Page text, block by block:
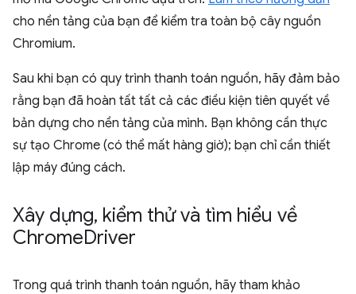
cho nền tảng của bạn để kiểm tra toàn bộ cây nguồn
Chromium.
Sau khi bạn có quy trình thanh toán nguồn, hãy đảm bảo
rằng bạn đã hoàn tất tất cả các điều kiện tiên quyết về
bản dựng cho nền tảng của mình. Bạn không cần thực
sự tạo Chrome (có thể mất hàng giờ); bạn chỉ cần thiết
lập máy đúng cách.
Xây dựng, kiểm thử và tìm hiểu về
ChromeDriver
Trong quá trình thanh toán nguồn, hãy tham khảo